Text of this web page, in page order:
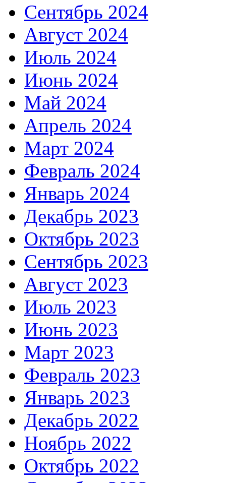
Сентябрь 2024
Август 2024
Июль 2024
Июнь 2024
Май 2024
Апрель 2024
Март 2024
Февраль 2024
Январь 2024
Декабрь 2023
Октябрь 2023
Сентябрь 2023
Август 2023
Июль 2023
Июнь 2023
Март 2023
Февраль 2023
Январь 2023
Декабрь 2022
Ноябрь 2022
Октябрь 2022